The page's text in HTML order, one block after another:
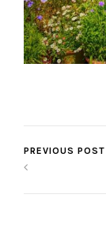
PREVIOUS POST